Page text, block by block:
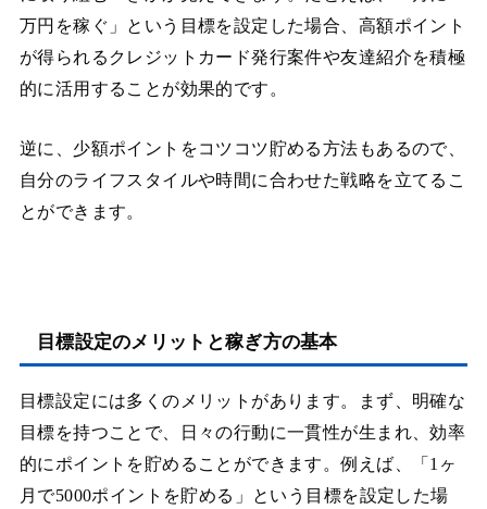
万円を稼ぐ」という目標を設定した場合、高額ポイント
が得られるクレジットカード発行案件や友達紹介を積極
的に活用することが効果的です。
逆に、少額ポイントをコツコツ貯める方法もあるので、
自分のライフスタイルや時間に合わせた戦略を立てるこ
とができます。
目標設定のメリットと稼ぎ方の基本
目標設定には多くのメリットがあります。まず、明確な
目標を持つことで、日々の行動に一貫性が生まれ、効率
的にポイントを貯めることができます。例えば、「1ヶ
月で5000ポイントを貯める」という目標を設定した場